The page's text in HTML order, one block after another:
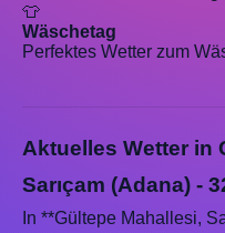
👕
Wäschetag
Perfektes Wetter zum
Aktuelles Wetter in
Sarıçam (Adana) -
In **Gültepe Mahallesi,